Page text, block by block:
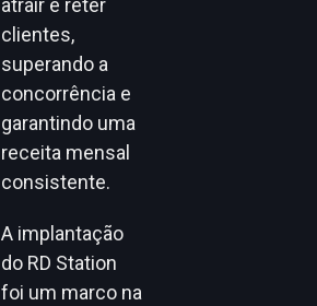
atrair e reter
clientes,
superando a
concorrência e
garantindo uma
receita mensal
consistente.
A implantação
do RD Station
foi um marco na